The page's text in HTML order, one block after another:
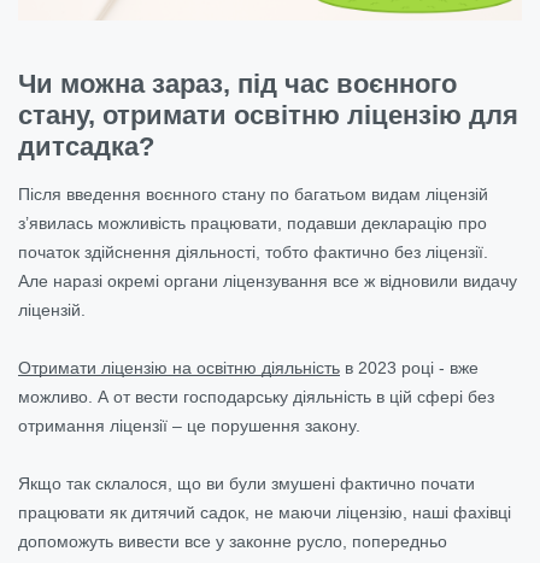
Чи можна зараз, під час воєнного
стану, отримати освітню ліцензію для
дитсадка?
Після введення воєнного стану по багатьом видам ліцензій
з’явилась можливість працювати, подавши декларацію про
початок здійснення діяльності, тобто фактично без ліцензії.
Але наразі окремі органи ліцензування все ж відновили видачу
ліцензій.
Отримати ліцензію на освітню діяльність в 2023 році - вже
можливо. А от вести господарську діяльність в цій сфері без
отримання ліцензії – це порушення закону.
Якщо так склалося, що ви були змушені фактично почати
працювати як дитячий садок, не маючи ліцензію, наші фахівці
допоможуть вивести все у законне русло, попередньо